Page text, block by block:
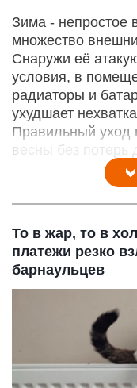
Зима - непростое
множество
Снаружи её
условия, в
радиаторы и
ухудшает
Правильный уход
весны без потерь
То в жар, то в
платежи резко
барнаульцев